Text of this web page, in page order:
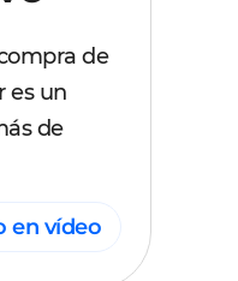
de
es un
de
en vídeo